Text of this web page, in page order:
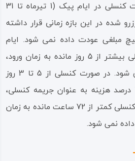
داده نمی شود. در صورت کنسلی در ایام پیک (1 تیرماه تا 31
شده در این بازه زمانی قرار داشته
مبلغی عودت داده نمی شود. ایام
غیرپیک: در صورت کنسلی بیشتر از 5 روز مانده به زمان ورود،
کل مبلغ عودت داده می شود. در صورت کنسلی از 5 تا 3 روز
مانده به زمان ورود، 30 درصد هزینه به عنوان جریمه کنسلی،
کسر می شود. در صورت کنسلی کمتر از 72 ساعت مانده به زمان
نمی شود.